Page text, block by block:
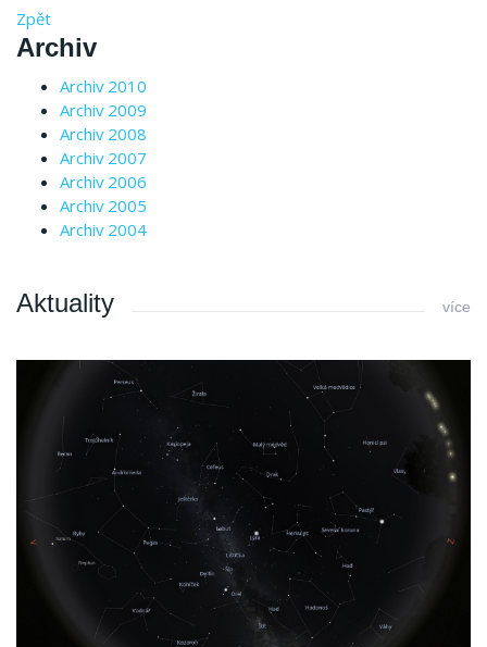
Zpět
Archiv
Archiv 2010
Archiv 2009
Archiv 2008
Archiv 2007
Archiv 2006
Archiv 2005
Archiv 2004
Aktuality více